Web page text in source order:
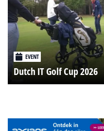
EVENT
Dutch IT Golf Cup 2026